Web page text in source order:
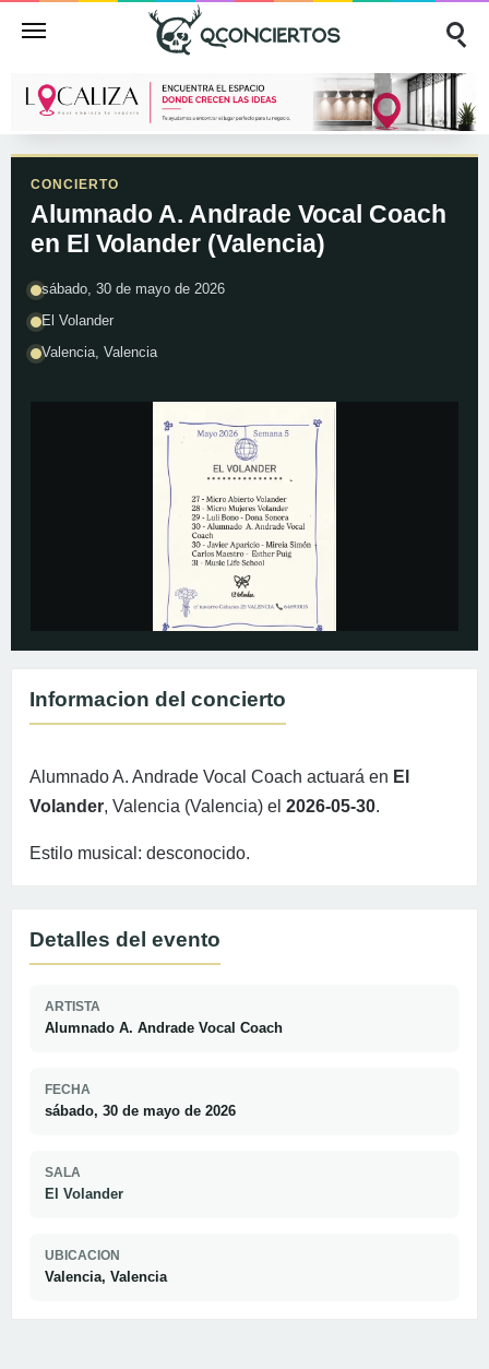
CONCIERTO
Alumnado A. Andrade Vocal Coach
en El Volander (Valencia)
sábado, 30 de mayo de 2026
El Volander
Valencia, Valencia
Informacion del concierto
Alumnado A. Andrade Vocal Coach actuará en El
Volander, Valencia (Valencia) el 2026-05-30.
Estilo musical: desconocido.
Detalles del evento
ARTISTA
Alumnado A. Andrade Vocal Coach
FECHA
sábado, 30 de mayo de 2026
SALA
El Volander
UBICACION
Valencia, Valencia